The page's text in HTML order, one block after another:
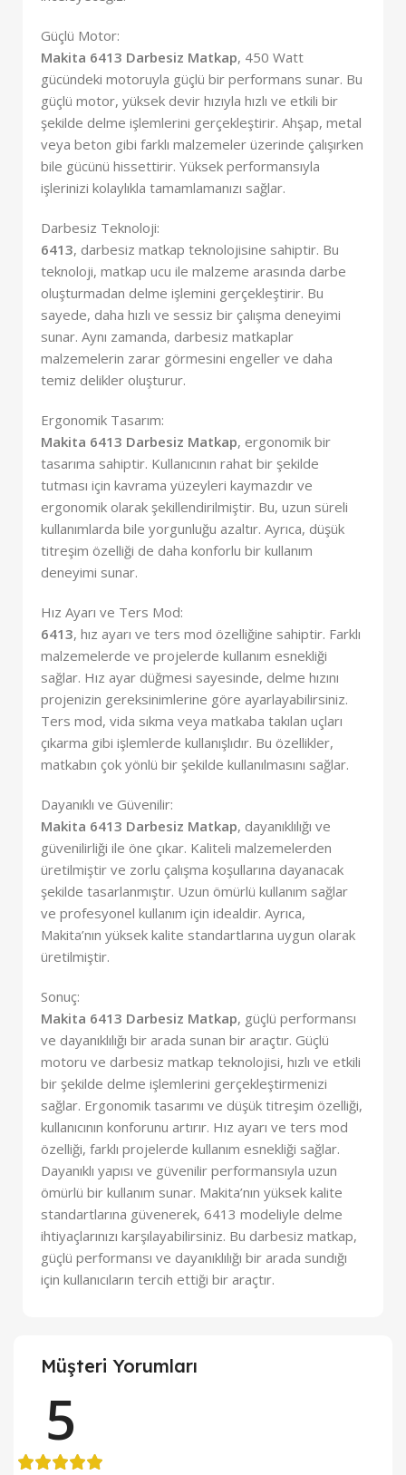
Güçlü Motor:
Makita 6413 Darbesiz Matkap, 450 Watt
gücündeki motoruyla güçlü bir performans sunar. Bu
güçlü motor, yüksek devir hızıyla hızlı ve etkili bir
şekilde delme işlemlerini gerçekleştirir. Ahşap, metal
veya beton gibi farklı malzemeler üzerinde çalışırken
bile gücünü hissettirir. Yüksek performansıyla
işlerinizi kolaylıkla tamamlamanızı sağlar.
Darbesiz Teknoloji:
6413, darbesiz matkap teknolojisine sahiptir. Bu
teknoloji, matkap ucu ile malzeme arasında darbe
oluşturmadan delme işlemini gerçekleştirir. Bu
sayede, daha hızlı ve sessiz bir çalışma deneyimi
sunar. Aynı zamanda, darbesiz matkaplar
malzemelerin zarar görmesini engeller ve daha
temiz delikler oluşturur.
Ergonomik Tasarım:
Makita 6413 Darbesiz Matkap, ergonomik bir
tasarıma sahiptir. Kullanıcının rahat bir şekilde
tutması için kavrama yüzeyleri kaymazdır ve
ergonomik olarak şekillendirilmiştir. Bu, uzun süreli
kullanımlarda bile yorgunluğu azaltır. Ayrıca, düşük
titreşim özelliği de daha konforlu bir kullanım
deneyimi sunar.
Hız Ayarı ve Ters Mod:
6413, hız ayarı ve ters mod özelliğine sahiptir. Farklı
malzemelerde ve projelerde kullanım esnekliği
sağlar. Hız ayar düğmesi sayesinde, delme hızını
projenizin gereksinimlerine göre ayarlayabilirsiniz.
Ters mod, vida sıkma veya matkaba takılan uçları
çıkarma gibi işlemlerde kullanışlıdır. Bu özellikler,
matkabın çok yönlü bir şekilde kullanılmasını sağlar.
Dayanıklı ve Güvenilir:
Makita 6413 Darbesiz Matkap, dayanıklılığı ve
güvenilirliği ile öne çıkar. Kaliteli malzemelerden
üretilmiştir ve zorlu çalışma koşullarına dayanacak
şekilde tasarlanmıştır. Uzun ömürlü kullanım sağlar
ve profesyonel kullanım için idealdir. Ayrıca,
Makita’nın yüksek kalite standartlarına uygun olarak
üretilmiştir.
Sonuç:
Makita 6413 Darbesiz Matkap, güçlü performansı
ve dayanıklılığı bir arada sunan bir araçtır. Güçlü
motoru ve darbesiz matkap teknolojisi, hızlı ve etkili
bir şekilde delme işlemlerini gerçekleştirmenizi
sağlar. Ergonomik tasarımı ve düşük titreşim özelliği,
kullanıcının konforunu artırır. Hız ayarı ve ters mod
özelliği, farklı projelerde kullanım esnekliği sağlar.
Dayanıklı yapısı ve güvenilir performansıyla uzun
ömürlü bir kullanım sunar. Makita’nın yüksek kalite
standartlarına güvenerek, 6413 modeliyle delme
ihtiyaçlarınızı karşılayabilirsiniz. Bu darbesiz matkap,
güçlü performansı ve dayanıklılığı bir arada sundığı
için kullanıcıların tercih ettiği bir araçtır.
Müşteri Yorumları
5